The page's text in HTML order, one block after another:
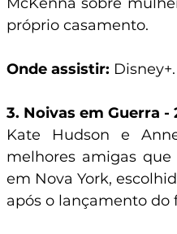
próprio casamento.
Onde assistir: Disney+.
3. Noivas em Guerra -
Kate Hudson e
melhores amigas
em Nova York,
após o lançamento do